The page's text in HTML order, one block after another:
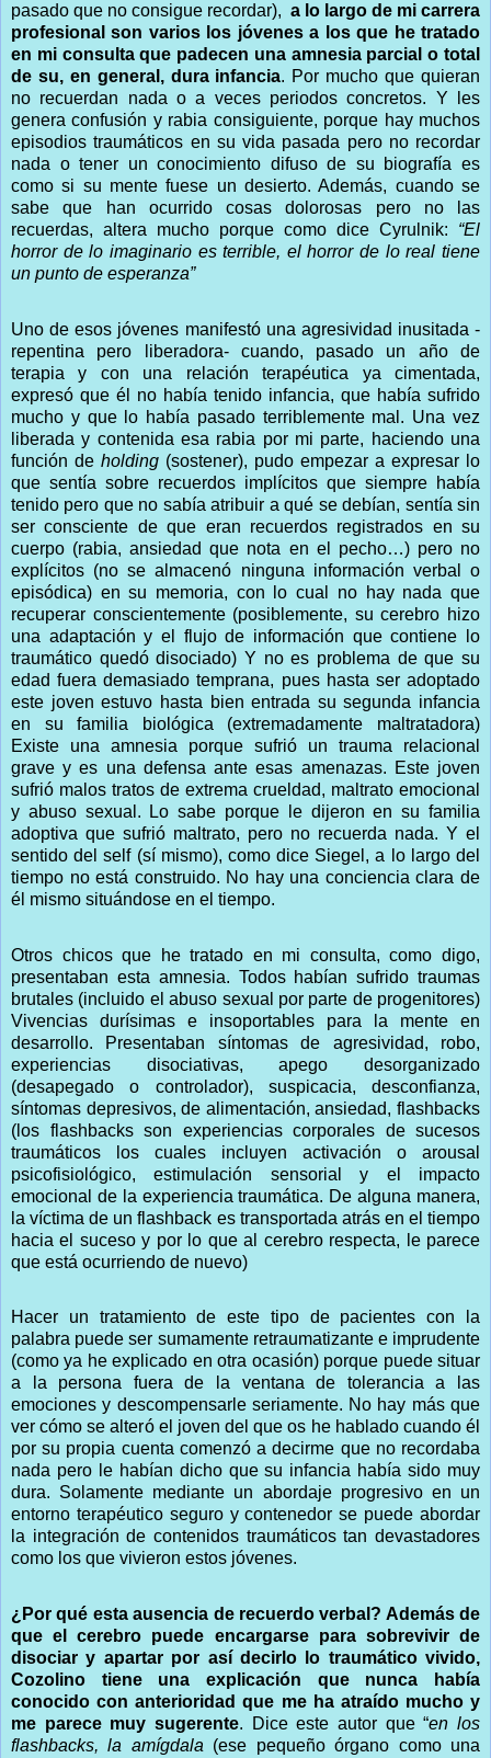
pasado que no consigue recordar), a lo largo de mi carrera
profesional son varios los jóvenes a los que he tratado
en mi consulta que padecen una amnesia parcial o total
de su, en general, dura infancia. Por mucho que quieran
no recuerdan nada o a veces periodos concretos. Y les
genera confusión y rabia consiguiente, porque hay muchos
episodios traumáticos en su vida pasada pero no recordar
nada o tener un conocimiento difuso de su biografía es
como si su mente fuese un desierto. Además, cuando se
sabe que han ocurrido cosas dolorosas pero no las
recuerdas, altera mucho porque como dice Cyrulnik: “El
horror de lo imaginario es terrible, el horror de lo real tiene
un punto de esperanza”
Uno de esos jóvenes manifestó una agresividad inusitada -
repentina pero liberadora- cuando, pasado un año de
terapia y con una relación terapéutica ya cimentada,
expresó que él no había tenido infancia, que había sufrido
mucho y que lo había pasado terriblemente mal. Una vez
liberada y contenida esa rabia por mi parte, haciendo una
función de holding (sostener), pudo empezar a expresar lo
que sentía sobre recuerdos implícitos que siempre había
tenido pero que no sabía atribuir a qué se debían, sentía sin
ser consciente de que eran recuerdos registrados en su
cuerpo (rabia, ansiedad que nota en el pecho…) pero no
explícitos (no se almacenó ninguna información verbal o
episódica) en su memoria, con lo cual no hay nada que
recuperar conscientemente (posiblemente, su cerebro hizo
una adaptación y el flujo de información que contiene lo
traumático quedó disociado) Y no es problema de que su
edad fuera demasiado temprana, pues hasta ser adoptado
este joven estuvo hasta bien entrada su segunda infancia
en su familia biológica (extremadamente maltratadora)
Existe una amnesia porque sufrió un trauma relacional
grave y es una defensa ante esas amenazas. Este joven
sufrió malos tratos de extrema crueldad, maltrato emocional
y abuso sexual. Lo sabe porque le dijeron en su familia
adoptiva que sufrió maltrato, pero no recuerda nada. Y el
sentido del self (sí mismo), como dice Siegel, a lo largo del
tiempo no está construido. No hay una conciencia clara de
él mismo situándose en el tiempo.
Otros chicos que he tratado en mi consulta, como digo,
presentaban esta amnesia. Todos habían sufrido traumas
brutales (incluido el abuso sexual por parte de progenitores)
Vivencias durísimas e insoportables para la mente en
desarrollo. Presentaban síntomas de agresividad, robo,
experiencias disociativas, apego desorganizado
(desapegado o controlador), suspicacia, desconfianza,
síntomas depresivos, de alimentación, ansiedad, flashbacks
(los flashbacks son experiencias corporales de sucesos
traumáticos los cuales incluyen activación o arousal
psicofisiológico, estimulación sensorial y el impacto
emocional de la experiencia traumática. De alguna manera,
la víctima de un flashback es transportada atrás en el tiempo
hacia el suceso y por lo que al cerebro respecta, le parece
que está ocurriendo de nuevo)
Hacer un tratamiento de este tipo de pacientes con la
palabra puede ser sumamente retraumatizante e imprudente
(como ya he explicado en otra ocasión) porque puede situar
a la persona fuera de la ventana de tolerancia a las
emociones y descompensarle seriamente. No hay más que
ver cómo se alteró el joven del que os he hablado cuando él
por su propia cuenta comenzó a decirme que no recordaba
nada pero le habían dicho que su infancia había sido muy
dura. Solamente mediante un abordaje progresivo en un
entorno terapéutico seguro y contenedor se puede abordar
la integración de contenidos traumáticos tan devastadores
como los que vivieron estos jóvenes.
¿Por qué esta ausencia de recuerdo verbal? Además de
que el cerebro puede encargarse para sobrevivir de
disociar y apartar por así decirlo lo traumático vivido,
Cozolino tiene una explicación que nunca había
conocido con anterioridad que me ha atraído mucho y
me parece muy sugerente. Dice este autor que “en los
flashbacks, la amígdala (ese pequeño órgano como una